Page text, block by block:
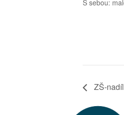
S sebou:
ZŠ-